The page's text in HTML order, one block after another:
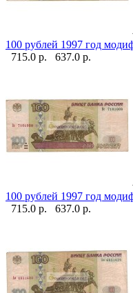
100 рублей 1997 год
715.0 р.
637.0 р.
100 рублей 1997 год
715.0 р.
637.0 р.